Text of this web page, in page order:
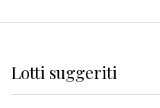
Lotti suggeriti